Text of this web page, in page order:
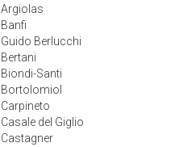
Argiolas
Banfi
Guido Berlucchi
Bertani
Biondi-Santi
Bortolomiol
Carpineto
Casale del Giglio
Castagner